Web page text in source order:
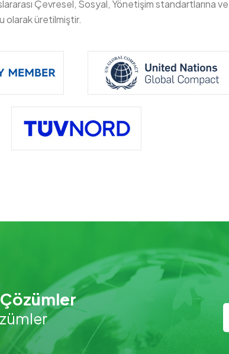
Çevresel, Sosyal, Yönetişim standartlarına ve
olarak üretilmiştir.